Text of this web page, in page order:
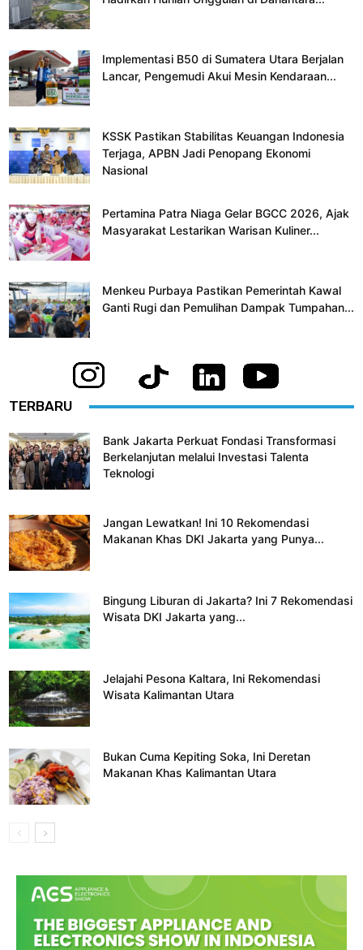
Implementasi B50 di Sumatera Utara Berjalan
Lancar, Pengemudi Akui Mesin Kendaraan...
KSSK Pastikan Stabilitas Keuangan Indonesia
Terjaga, APBN Jadi Penopang Ekonomi
Nasional
Pertamina Patra Niaga Gelar BGCC 2026, Ajak
Masyarakat Lestarikan Warisan Kuliner...
Menkeu Purbaya Pastikan Pemerintah Kawal
Ganti Rugi dan Pemulihan Dampak Tumpahan...
TERBARU
Bank Jakarta Perkuat Fondasi Transformasi
Berkelanjutan melalui Investasi Talenta
Teknologi
Jangan Lewatkan! Ini 10 Rekomendasi
Makanan Khas DKI Jakarta yang Punya...
Bingung Liburan di Jakarta? Ini 7 Rekomendasi
Wisata DKI Jakarta yang...
Jelajahi Pesona Kaltara, Ini Rekomendasi
Wisata Kalimantan Utara
Bukan Cuma Kepiting Soka, Ini Deretan
Makanan Khas Kalimantan Utara